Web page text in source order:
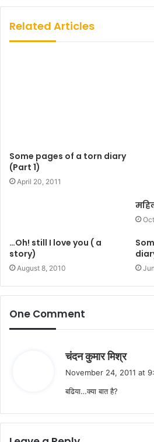
b
Related Articles
Some pages of a torn diary
(Part 1)
April 20, 2011
…Oh! still I love you ( a
story)
August 8, 2010
One Comment
चंदन कुमार मिश्रs
November 24, 2011 at
बढिया…क्या बात है?